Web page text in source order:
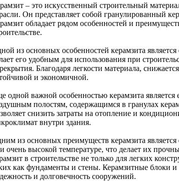
– это искусственный строительный
Он представляет собой гранулированный
обладает рядом особенностей и
из основных особенностей керамзита
его удобным для использования при
Благодаря легкости материала,
и экономичной.
одной важной особенностью керамзита является
полостям, содержащимся в гранулах
снизить затраты на отопление и
внутри здания.
из основных преимуществ керамзита
очень высокой температуре, что делает их
в строительстве не только для легких
как фундаменты и стены. Керамзитные блоки
и долговечность сооружений.